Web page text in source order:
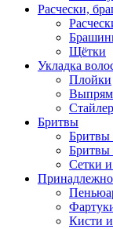
Расчески,
Щётки
Укладка
Плойки
Бритвы
Бритвы
Бритвы
Сетки
Кисти